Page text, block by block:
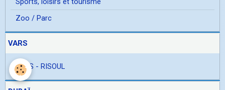
Zoo / Parc
VARS
VARS - RISOUL